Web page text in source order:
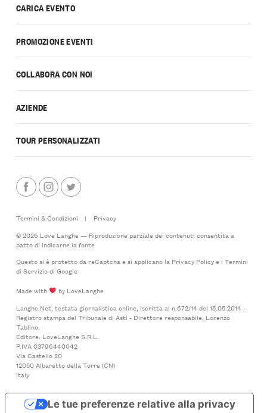
CARICA EVENTO
PROMOZIONE EVENTI
COLLABORA CON NOI
AZIENDE
TOUR PERSONALIZZATI
Termini & Condizioni |
Privacy
© 2026 Love Langhe — Riproduzione parziale dei contenuti consentita a
patto di indicarne la fonte
Questo si è protetto da reCaptcha e si applicano la Privacy Policye i Termini
di Serviziodi Google
Made with
by LoveLanghe
Langhe.Net, testata giornalistica online, iscritta al n.672/14 del 15.05.2014 -
Registro stampa del Tribunale di Asti - Direttore responsabile: Lorenzo
Tablino.
Editore: LoveLanghe S.R.L.
P.IVA 03796440042
Via Castello 20
12050 Albaretto della Torre (CN)
Italy
Le tue preferenze relative alla privacy